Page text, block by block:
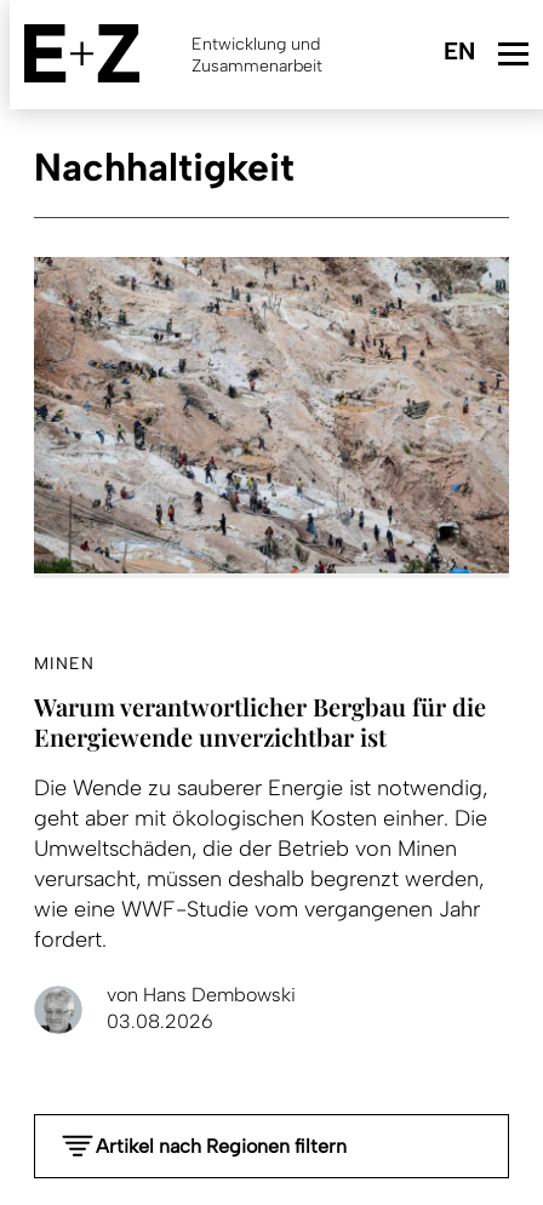
Skip
main
content
Entwicklung und
Zusammenarbeit
Nachhaltigkeit
MINEN
Warum verantwortlicher Bergbau für die
Energiewende unverzichtbar ist
Die Wende zu sauberer Energie ist notwendig,
geht aber mit ökologischen Kosten einher. Die
Umweltschäden, die der Betrieb von Minen
verursacht, müssen deshalb begrenzt werden,
wie eine WWF-Studie vom vergangenen Jahr
fordert.
von Hans Dembowski
03.08.2026
Artikel nach Regionen filtern